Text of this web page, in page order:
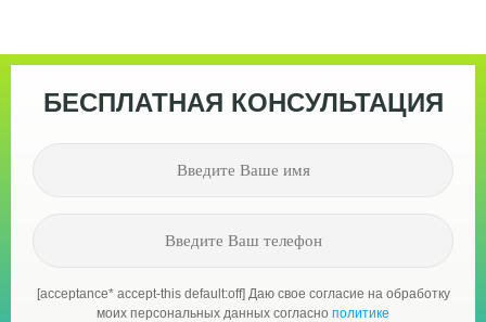
БЕСПЛАТНАЯ КОНСУЛЬТАЦИЯ
[acceptance* accept-this default:off] Даю свое согласие на обработку
моих персональных данных согласно политике